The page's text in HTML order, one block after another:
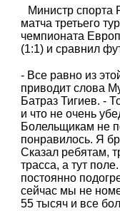
Министр спорта
матча третьего
чемпионата
(1:1) и сравнил
- Все равно из
приводит слова
Батраз Тигиев. -
и что не очень
Болельщикам не
понравилось. Я
Сказал ребятам,
трасса, а тут
постоянно
сейчас мы не
55 тысяч и все